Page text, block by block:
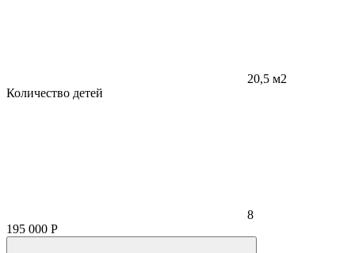
20,5 м2
Количество детей
8
195 000 Р